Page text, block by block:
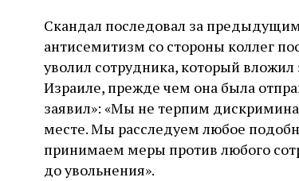
Скандал последовал за
антисемитизм со стороны коллег
уволил сотрудника, который
Израиле, прежде чем она была
заявил»: «Мы не терпим
месте. Мы расследуем любое
принимаем меры против любого
до увольнения».